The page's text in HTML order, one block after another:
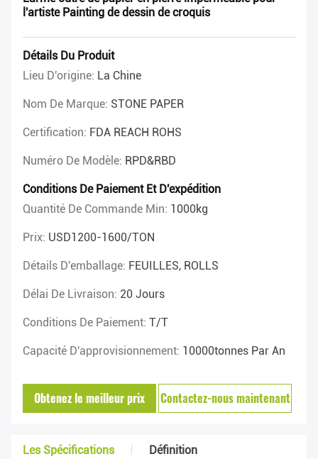
l'artiste Painting de dessin de croquis
Détails Du Produit
Lieu D'origine: La Chine
Nom De Marque: STONE PAPER
Certification: FDA REACH ROHS
Numéro De Modèle: RPD&RBD
Conditions De Paiement Et D'expédition
Quantité De Commande Min: 1000kg
Prix: USD1200-1600/TON
Détails D'emballage: FEUILLES, ROLLS
Délai De Livraison: 20 Jours
Conditions De Paiement: T/T
Capacité D'approvisionnement: 10000tonnes Par An
Obtenez le meilleur prix Contactez-nous maintenant
Les Spécifications Définition